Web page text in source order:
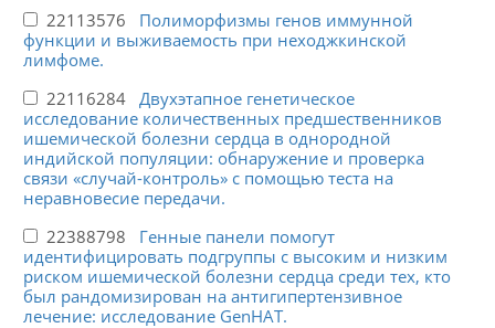
22113576 Полиморфизмы генов иммунной
функции и выживаемость при неходжкинской
лимфоме.
22116284 Двухэтапное генетическое
исследование количественных предшественников
ишемической болезни сердца в однородной
индийской популяции: обнаружение и проверка
связи «случай-контроль» с помощью теста на
неравновесие передачи.
22388798 Генные панели помогут
идентифицировать подгруппы с высоким и низким
риском ишемической болезни сердца среди тех, кто
был рандомизирован на антигипертензивное
лечение: исследование GenHAT.